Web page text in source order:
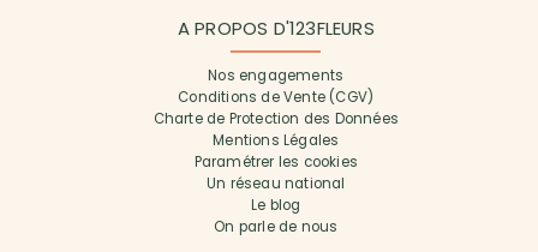
A PROPOS D'123FLEURS
Nos engagements
Conditions de Vente (CGV)
Charte de Protection des Données
Mentions Légales
Paramétrer les cookies
Un réseau national
Le blog
On parle de nous